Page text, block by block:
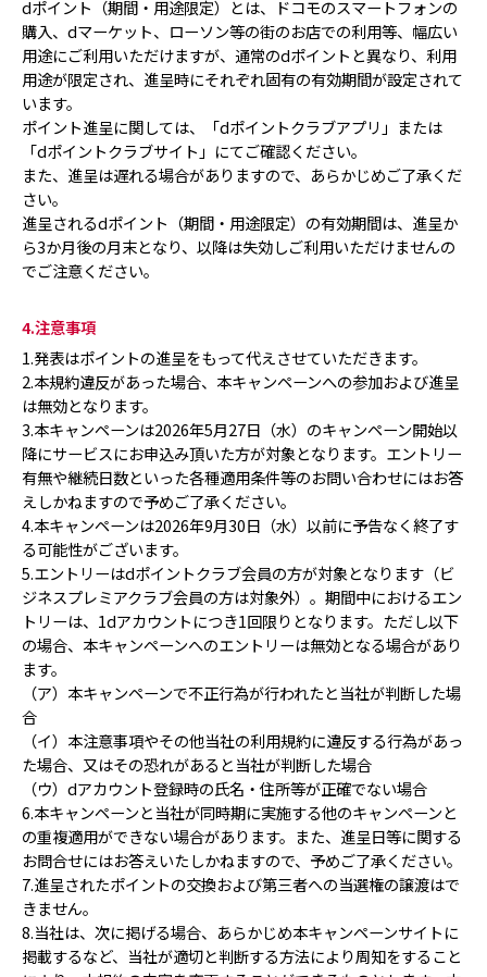
dポイント（期間・用途限定）とは、ドコモのスマートフォンの
購入、dマーケット、ローソン等の街のお店での利用等、幅広い
用途にご利用いただけますが、通常のdポイントと異なり、利用
用途が限定され、進呈時にそれぞれ固有の有効期間が設定されて
います。
ポイント進呈に関しては、「dポイントクラブアプリ」または
「dポイントクラブサイト」にてご確認ください。
また、進呈は遅れる場合がありますので、あらかじめご了承くだ
さい。
進呈されるdポイント（期間・用途限定）の有効期間は、進呈か
ら3か月後の月末となり、以降は失効しご利用いただけませんの
でご注意ください。
4.注意事項
1.発表はポイントの進呈をもって代えさせていただきます。
2.本規約違反があった場合、本キャンペーンへの参加および進呈
は無効となります。
3.本キャンペーンは2026年5月27日（水）のキャンペーン開始以
降にサービスにお申込み頂いた方が対象となります。エントリー
有無や継続日数といった各種適用条件等のお問い合わせにはお答
えしかねますので予めご了承ください。
4.本キャンペーンは2026年9月30日（水）以前に予告なく終了す
る可能性がございます。
5.エントリーはdポイントクラブ会員の方が対象となります（ビ
ジネスプレミアクラブ会員の方は対象外）。期間中におけるエン
トリーは、1dアカウントにつき1回限りとなります。ただし以下
の場合、本キャンペーンへのエントリーは無効となる場合があり
ます。
（ア）本キャンペーンで不正行為が行われたと当社が判断した場
合
（イ）本注意事項やその他当社の利用規約に違反する行為があっ
た場合、又はその恐れがあると当社が判断した場合
（ウ）dアカウント登録時の氏名・住所等が正確でない場合
6.本キャンペーンと当社が同時期に実施する他のキャンペーンと
の重複適用ができない場合があります。また、進呈日等に関する
お問合せにはお答えいたしかねますので、予めご了承ください。
7.進呈されたポイントの交換および第三者への当選権の譲渡はで
きません。
8.当社は、次に掲げる場合、あらかじめ本キャンペーンサイトに
掲載するなど、当社が適切と判断する方法により周知をすること